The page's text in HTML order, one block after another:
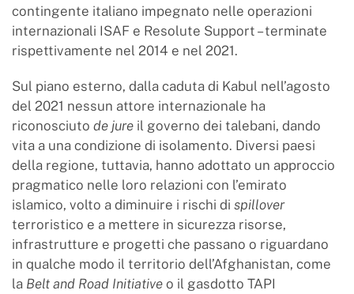
contingente italiano impegnato nelle operazioni
internazionali ISAF e Resolute Support – terminate
rispettivamente nel 2014 e nel 2021.
Sul piano esterno, dalla caduta di Kabul nell’agosto
del 2021 nessun attore internazionale ha
riconosciuto de jure il governo dei talebani, dando
vita a una condizione di isolamento. Diversi paesi
della regione, tuttavia, hanno adottato un approccio
pragmatico nelle loro relazioni con l’emirato
islamico, volto a diminuire i rischi di spillover
terroristico e a mettere in sicurezza risorse,
infrastrutture e progetti che passano o riguardano
in qualche modo il territorio dell’Afghanistan, come
la Belt and Road Initiative o il gasdotto TAPI